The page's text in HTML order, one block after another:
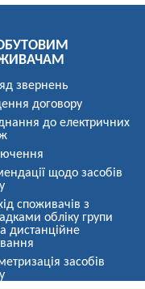
звернень
договору
до електричних
щодо засобів
споживачів з
обліку групи
дистанційне
засобів